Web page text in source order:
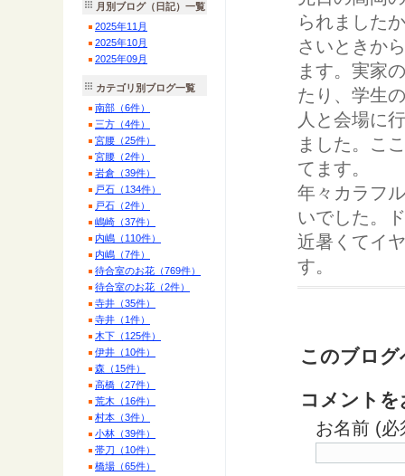
られました
さいときか
ます。実家
たり、学生
人と会場に
ました。こ
てます。
年々カラフ
いでした。
近暑くてイ
す。
このブロ
コメント
お名前 (必
月別ブログ（日記）一覧
2025年11 月
2025年10月
2025年09月
カテゴリ別ブログ一覧
南部（6件）
三方（4件）
宮腰（25件）
宮腰（2件）
岩倉（39件）
戸石（134件）
戸石（2件）
嶋崎（37件）
内嶋（110件）
内嶋（7件）
待合室のお花（769件）
待合室のお花（2件）
寺井（35件）
寺井（1件）
木下（125件）
伊井（10件）
森（15件）
高橋（27件）
荒木（16件）
村本（3件）
小林（39件）
帯刀（10件）
橋場（65件）